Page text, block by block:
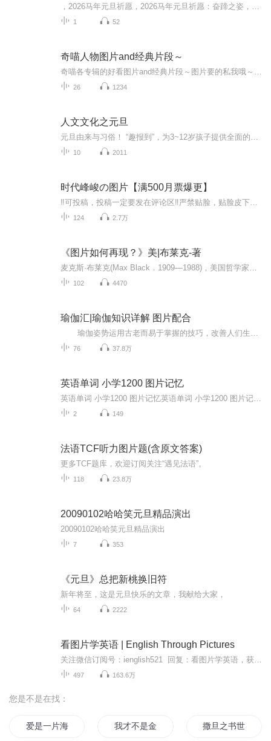
1 52
奇喵人物图片and经典片段～
26 1234
人文文化之元旦
10 2011
时代峰峻の图片【满500月票爆更】
124 2.7万
《图片如何再现？》美|布莱克-著
102 4470
瑜伽汇|瑜伽知识详解 图片配合
76 37.8万
英语单词 小学1200 图片记忆
2 149
法语TCF听力图片题(含原文答案)
更多TCF题库，欢迎订阅关注“遇见法语”。
118 23.8万
20090102哈哈笑元旦精品演出
20090102哈哈笑元旦精品演出
7 353
《元旦》总把新桃换旧符
新年将至，这是元旦快乐的文章，我献给大家，
64 2222
看图片学英语 | English Through Pictures
497 163.6万
您是不是在找：
爱是一片海水 我才不是金闪闪 撒旦之书世界末日